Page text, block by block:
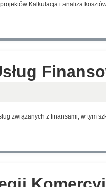
Kalkulacja i analiza
związanych z finansami, w tym